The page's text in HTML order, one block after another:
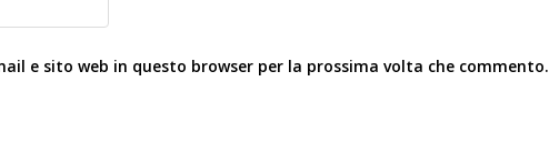
e sito web in questo browser per la prossima volta che commento.